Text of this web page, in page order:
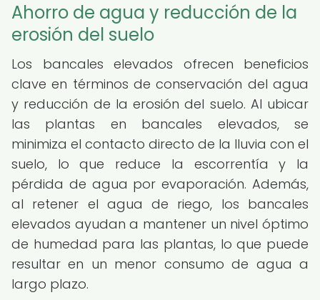
Ahorro de agua y reducción de la
erosión del suelo
Los bancales elevados ofrecen beneficios
clave en términos de conservación del agua
y reducción de la erosión del suelo. Al ubicar
las plantas en bancales elevados, se
minimiza el contacto directo de la lluvia con el
suelo, lo que reduce la escorrentía y la
pérdida de agua por evaporación. Además,
al retener el agua de riego, los bancales
elevados ayudan a mantener un nivel óptimo
de humedad para las plantas, lo que puede
resultar en un menor consumo de agua a
largo plazo.